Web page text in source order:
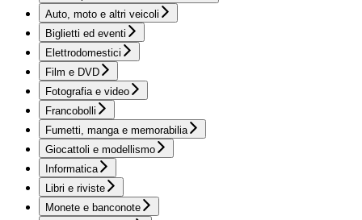
Auto, moto e altri veicoli
Biglietti ed eventi
Elettrodomestici
Film e DVD
Fotografia e video
Francobolli
Fumetti, manga e memorabilia
Giocattoli e modellismo
Informatica
Libri e riviste
Monete e banconote